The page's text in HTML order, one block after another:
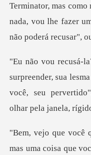
o
nada, vou lhe fazer
sua
você, seu